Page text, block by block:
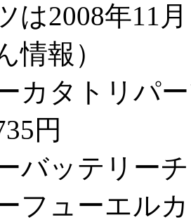
は2008年11
情報）
カタトリパ
円
バッテリー
フューエル